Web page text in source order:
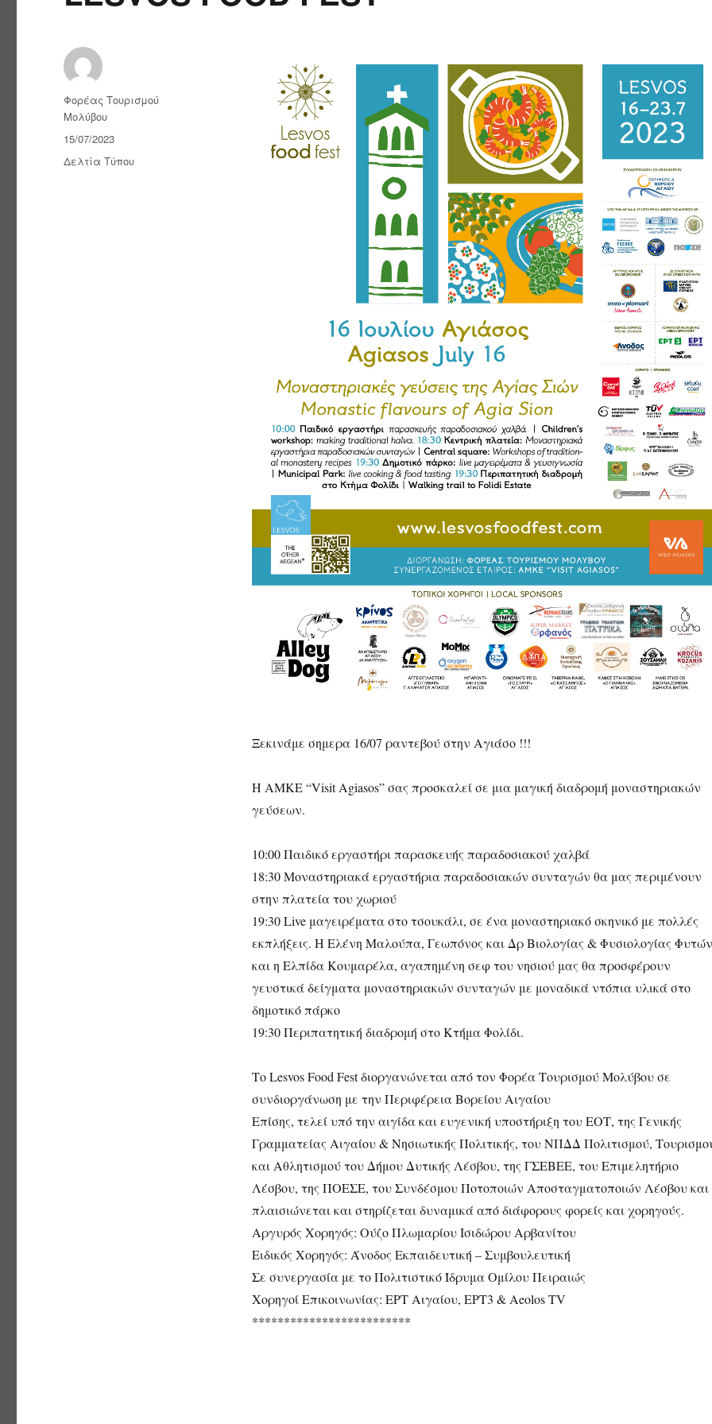
Ξεκινάμε σημερα 16/07 ραντεβού στην Αγιάσο !!!
Η ΑΜΚΕ “Visit Agiasos” σας προσκαλεί σε μια μαγική διαδρομή μοναστηριακών
γεύσεων.
10:00 Παιδικό εργαστήρι παρασκευής παραδοσιακού χαλβά
18:30 Μοναστηριακά εργαστήρια παραδοσιακών συνταγών θα μας περιμένουν
στην πλατεία του χωριού
19:30 Live μαγειρέματα στο τσουκάλι, σε ένα μοναστηριακό σκηνικό με πολλές
εκπλήξεις. Η Ελένη Μαλούπα, Γεωπόνος και Δρ Βιολογίας & Φυσιολογίας Φυτών
και η Ελπίδα Κουμαρέλα, αγαπημένη σεφ του νησιού μας θα προσφέρουν
γευστικά δείγματα μοναστηριακών συνταγών με μοναδικά ντόπια υλικά στο
δημοτικό πάρκο
19:30 Περιπατητική διαδρομή στο Κτήμα Φολίδι.
Το Lesvos Food Fest διοργανώνεται από τον Φορέα Τουρισμού Μολύβου σε
συνδιοργάνωση με την Περιφέρεια Βορείου Αιγαίου
Επίσης, τελεί υπό την αιγίδα και ευγενική υποστήριξη του ΕΟΤ, της Γενικής
Γραμματείας Αιγαίου & Νησιωτικής Πολιτικής, του ΝΠΔΔ Πολιτισμού,
και Αθλητισμού του Δήμου Δυτικής Λέσβου, της ΓΣΕΒΕΕ, του Επιμελητήριο
Λέσβου, της ΠΟΕΣΕ, του Συνδέσμου Ποτοποιών Αποσταγματοποιών Λέσβου και
πλαισιώνεται και στηρίζεται δυναμικά από διάφορους φορείς και χορηγούς.
Αργυρός Χορηγός: Ούζο Πλωμαρίου Ισιδώρου Αρβανίτου
Ειδικός Χορηγός: Άνοδος Εκπαιδευτική – Συμβουλευτική
Σε συνεργασία με το Πολιτιστικό Ίδρυμα Ομίλου Πειραιώς
Χορηγοί Επικοινωνίας: ΕΡT Αιγαίου, ΕΡΤ3 & Aeolos TV
*************************
Συντάκτης
Φορέας Τουρισμού
Μολύβου
Δημοσιεύτηκε
την
15/07/2023
Κατηγορίες
Δελτία Τύπου